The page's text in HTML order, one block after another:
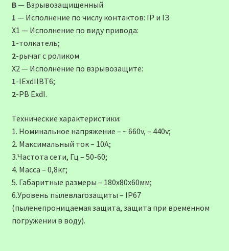
В— Взрывозащищенный
1 — Исполнение по числу контактов: IP и IЗ
Х1 — Исполнение по виду привода:
1-толкатель;
2-рычаг с роликом
Х2 — Исполнение по взрывозащите:
1-IExdIIВТ6;
2-РВ ExdI.
Технические характеристики:
1. Номинальное напряжение – ~ 660v, – 440v;
2. Максимальный ток – 10А;
3.Частота сети, Гц – 50-60;
4. Масса – 0,8кг;
5. Габаритные размеры – 180х80х60мм;
6.Уровень пылевлагозащиты – IP67
(пыленепроницаемая защита, защита при временном
погружении в воду).